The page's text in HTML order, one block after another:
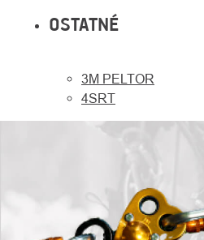
OSTATNÉ
3M PELTOR
4SRT